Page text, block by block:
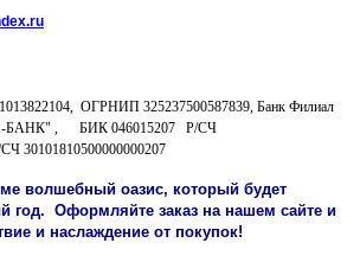
ОГРНИП 325237500587839, Банк Филиал
БАНК" , БИК 046015207 Р/СЧ
30101810500000000207
волшебный оазис, который будет
год. Оформляйте заказ на нашем сайте и
и наслаждение от покупок!